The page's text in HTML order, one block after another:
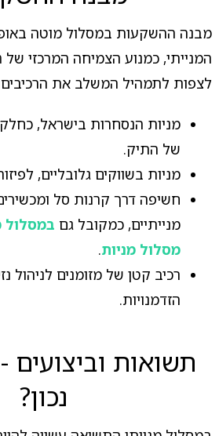
מבנה ההשקעות במסלול מוטה
המנייתי, כמנוע הצמיחה המרכזי של
לצפות לתמהיל המשלב את
מניות הנסחרות בישראל,
של התיק.
מניות בשווקים גלובליים,
חשיפה דרך קרנות סל
מנייתיים, כמקובל גם
מסלול מניות.
רכיב קטן של מזומנים לניהול
הזדמנויות.
תשואות וביצועים
נכון?